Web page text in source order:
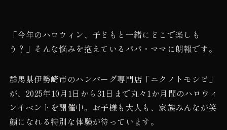
「今年のハロウィン、子どもと一緒にどこで楽しも
う？」そんな悩みを抱えているパパ・ママに朗報です。
群馬県伊勢崎市のハンバーグ専門店「ニクノトモシビ」
が、2025年10月1日から31日まで丸々1か月間のハロウィ
ンイベントを開催中。お子様も大人も、家族みんなが笑
顔になれる特別な体験が待っています。